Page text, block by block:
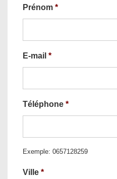
Prénom *
E-mail *
Téléphone *
Exemple: 0657128259
Ville *